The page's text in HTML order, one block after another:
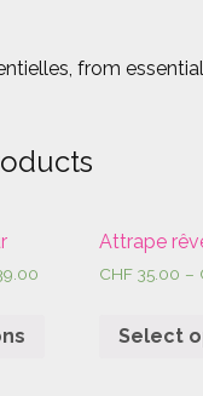
from
Attrape
CHF35.00 –
Select